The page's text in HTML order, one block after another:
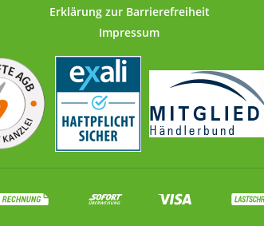
Erklärung zur Barrierefreiheit
Impressum